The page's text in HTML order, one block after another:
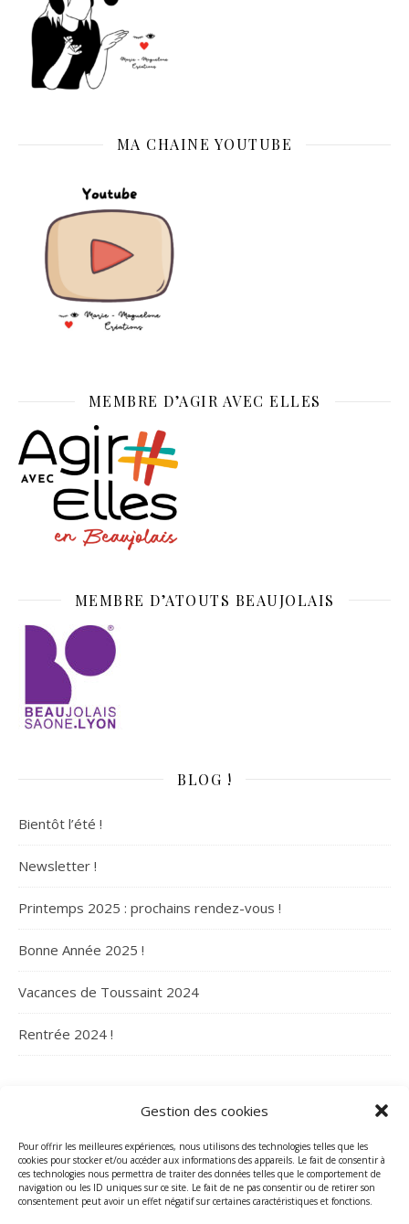
Gestion des cookies
Pour offrir les meilleures expériences, nous utilisons des technologies telles que les
cookies pour stocker et/ou accéder aux informations des appareils. Le fait de consentir à
ces technologies nous permettra de traiter des données telles que le comportement de
navigation ou les ID uniques sur ce site. Le fait de ne pas consentir ou de retirer son
consentement peut avoir un effet négatif sur certaines caractéristiques et fonctions.
MA CHAINE YOUTUBE
MEMBRE D’AGIR AVEC ELLES
MEMBRE D’ATOUTS BEAUJOLAIS
BLOG !
Bientôt l’été !
Newsletter !
Printemps 2025 : prochains rendez-vous !
Bonne Année 2025 !
Vacances de Toussaint 2024
Rentrée 2024 !
ARCHIVES
Archives